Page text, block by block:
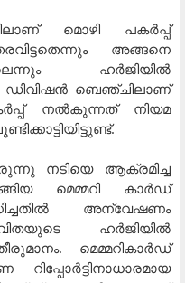
മൊഴി പകർപ്പ്
അങ്ങനെ
ഹർജിയിൽ
ബെഞ്ചിലാണ്
നല്‍കുന്നത് നിയമ
നടിയെ ആക്രമിച്ച
മെമ്മറി കാർഡ്
അന്വേഷണം
ഹർജിയിൽ
മെമ്മറികാര്‍ഡ്